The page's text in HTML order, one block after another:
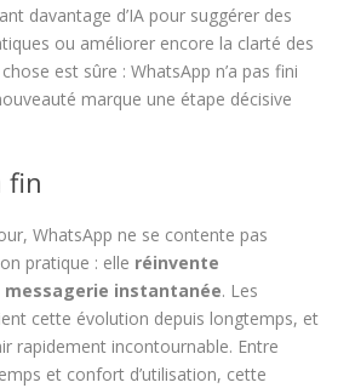
davantage d’IA pour suggérer des
ou améliorer encore la clarté des
est sûre : WhatsApp n’a pas fini
marque une étape décisive
fin
WhatsApp ne se contente pas
pratique : elle réinvente
messagerie instantanée. Les
cette évolution depuis longtemps, et
rapidement incontournable. Entre
et confort d’utilisation, cette